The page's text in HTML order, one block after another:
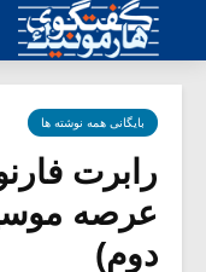
بایگانی همه نوشته ها
رابرت
عرصه
دوم)